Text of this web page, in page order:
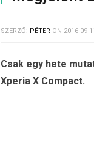
SZERZŐ: PÉTER ON 2016-09-
Csak egy hete
Xperia X Compact.